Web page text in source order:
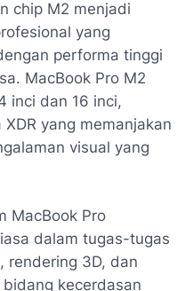
chip M2 menjadi
yang
performa tinggi
MacBook Pro M2
inci dan 16 inci,
yang memanjakan
visual yang
MacBook Pro
dalam tugas-tugas
rendering 3D, dan
kecerdasan